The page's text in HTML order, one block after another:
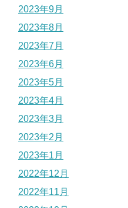
2023年9月
2023年8月
2023年7月
2023年6月
2023年5月
2023年4月
2023年3月
2023年2月
2023年1月
2022年12月
2022年11月